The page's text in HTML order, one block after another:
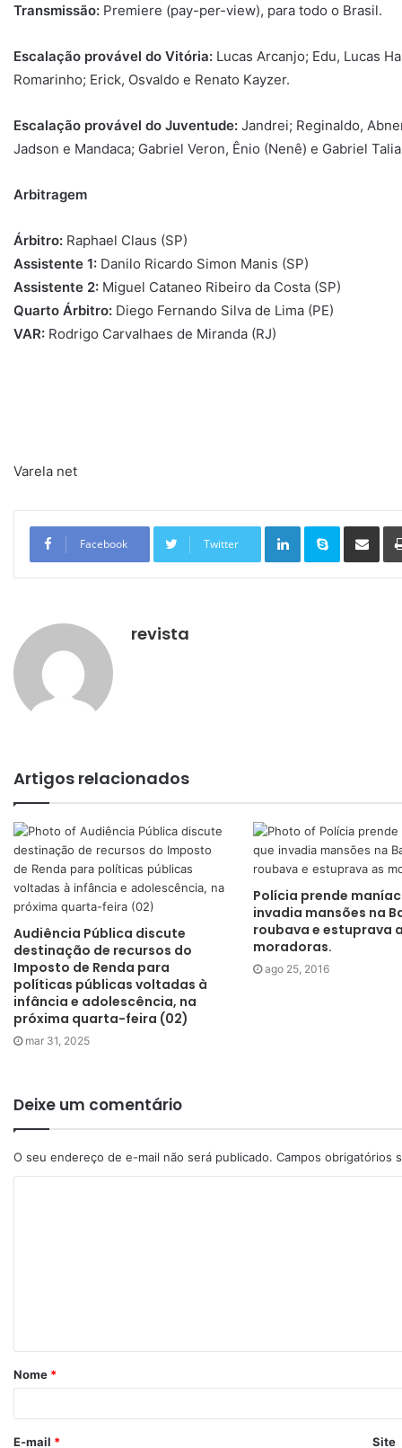
Transmissão: Premiere (pay-per-view), para todo o Brasil.
Escalação provável do Vitória: Lucas Arcanjo; Edu, Lucas
Romarinho; Erick, Osvaldo e Renato Kayzer.
Escalação provável do Juventude: Jandrei; Reginaldo,
Jadson e Mandaca; Gabriel Veron, Ênio (Nenê) e Gabriel
Arbitragem
Árbitro: Raphael Claus (SP)
Assistente 1: Danilo Ricardo Simon Manis (SP)
Assistente 2: Miguel Cataneo Ribeiro da Costa (SP)
Quarto Árbitro: Diego Fernando Silva de Lima (PE)
VAR: Rodrigo Carvalhaes de Miranda (RJ)
Varela net
Facebook Twitter
Linkedin Skype
revista
Artigos relacionados
Audiência Pública discute
destinação de recursos do
Imposto de Renda para
políticas públicas voltadas à
infância e adolescência, na
próxima quarta-feira (02)
mar 31, 2025
Polícia prende
invadia mansões na
roubava e estuprava
moradoras.
ago 25, 2016
Deixe um comentário
O seu endereço de e-mail não será publicado. Campos obrigatórios
Nome *
E-mail * Site